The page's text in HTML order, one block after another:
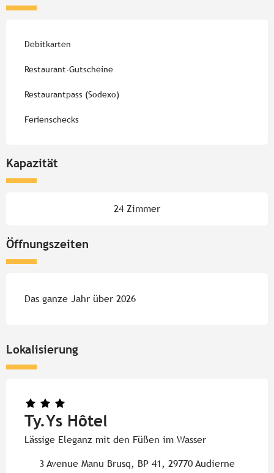
Debitkarten
Restaurant-Gutscheine
Restaurantpass (Sodexo)
Ferienschecks
Kapazität
24 Zimmer
Öffnungszeiten
Das ganze Jahr über 2026
Lokalisierung
Ty.Ys Hôtel
Lässige Eleganz mit den Füßen im Wasser
3 Avenue Manu Brusq, BP 41, 29770 Audierne